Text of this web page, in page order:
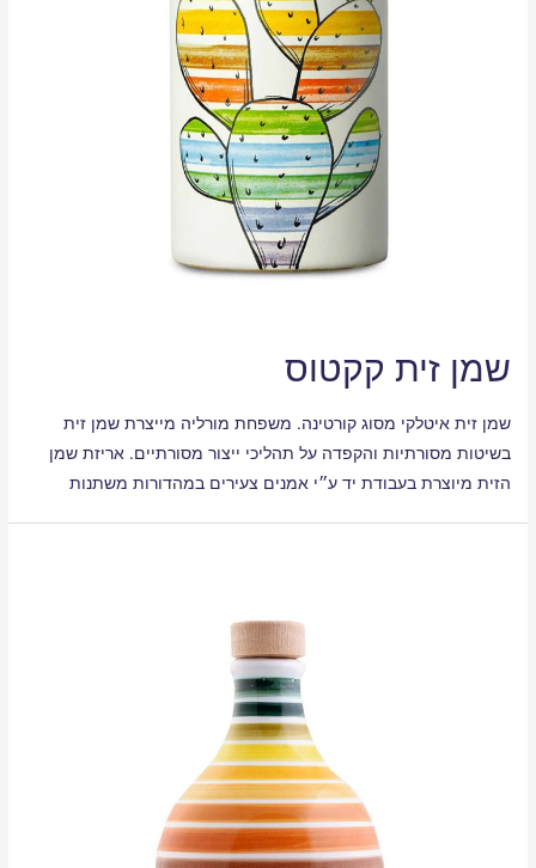
שמן זית קקטוס
שמן זית איטלקי מסוג קורטינה. משפחת מורליה מייצרת שמן זית
בשיטות מסורתיות והקפדה על תהליכי ייצור מסורתיים. אריזת שמן
הזית מיוצרת בעבודת יד ע״י אמנים צעירים במהדורות משתנות